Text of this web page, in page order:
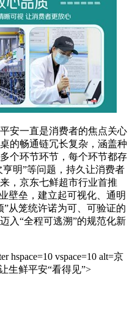
一直是消费者的焦点关心
的畅通链冗长复杂，涵盖种
个环节环节，每个环节都存
明”等问题，持久让消费者
，京东七鲜超市行业首推
壁垒，建立起可视化、通明
从笼统许诺为可、可验证的
入“全程可逃溯”的规范化新
vspace=10 alt=京
生鲜平安“看得见”>